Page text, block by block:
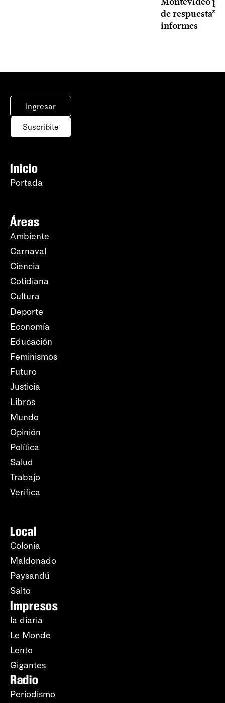
de respuesta”
informes
Ingresar
Suscribite
Inicio
Portada
Áreas
Ambiente
Carnaval
Ciencia
Cotidiana
Cultura
Deporte
Economía
Educación
Feminismos
Futuro
Justicia
Libros
Mundo
Opinión
Política
Salud
Trabajo
Verifica
Local
Colonia
Maldonado
Paysandú
Salto
Impresos
la diaria
Le Monde
Lento
Gigantes
Radio
Periodismo